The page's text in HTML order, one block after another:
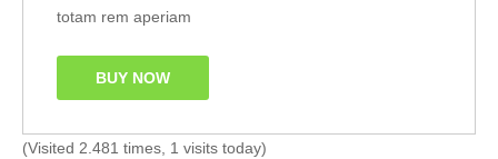
totam rem aperiam
BUY NOW
(Visited 2.481 times, 1 visits today)